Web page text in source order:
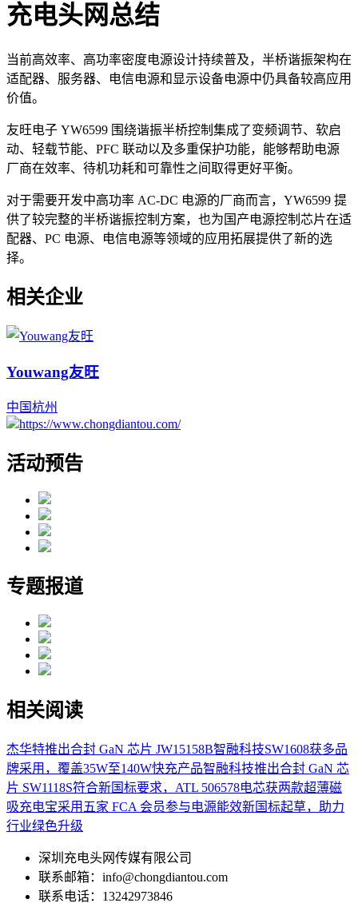
充电头网总结
当前高效率、高功率密度电源设计持续普及，半桥谐振架构在
适配器、服务器、电信电源和显示设备电源中仍具备较高应用
价值。
友旺电子 YW6599 围绕谐振半桥控制集成了变频调节、软启
动、轻载节能、PFC 联动以及多重保护功能，能够帮助电源
厂商在效率、待机功耗和可靠性之间取得更好平衡。
对于需要开发中高功率 AC-DC 电源的厂商而言，YW6599 提
供了较完整的半桥谐振控制方案，也为国产电源控制芯片在适
配器、PC 电源、电信电源等领域的应用拓展提供了新的选
择。
相关企业
Youwang友旺
中国杭州
https://www.chongdiantou.com/
活动预告
专题报道
相关阅读
杰华特推出合封 GaN 芯片 JW15158B智融科技SW1608获多品
牌采用，覆盖35W至140W快充产品智融科技推出合封 GaN 芯
片 SW1118S符合新国标要求，ATL 506578电芯获两款超薄磁
吸充电宝采用 五家 FCA 会员参与电源能效新国标起草，助力
行业绿色升级
深圳充电头网传媒有限公司
联系邮箱：info@chongdiantou.com
联系电话：13242973846